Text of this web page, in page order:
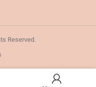
Reserved.